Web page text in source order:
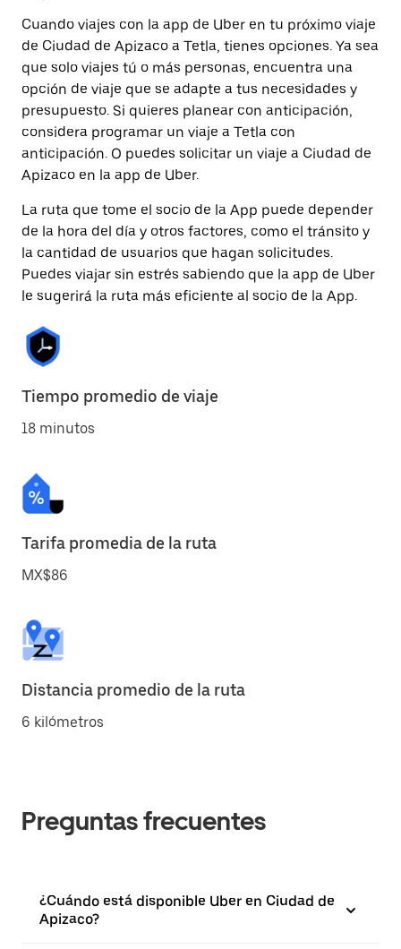
Cuando viajes con la app de Uber en tu próximo viaje
de Ciudad de Apizaco a Tetla, tienes opciones. Ya sea
que solo viajes tú o más personas, encuentra una
opción de viaje que se adapte a tus necesidades y
presupuesto. Si quieres planear con anticipación,
considera programar un viaje a Tetla con
anticipación. O puedes solicitar un viaje a Ciudad de
Apizaco en la app de Uber.
La ruta que tome el socio de la App puede depender
de la hora del día y otros factores, como el tránsito y
la cantidad de usuarios que hagan solicitudes.
Puedes viajar sin estrés sabiendo que la app de Uber
le sugerirá la ruta más eficiente al socio de la App.
Tiempo promedio de viaje
18 minutos
Tarifa promedia de la ruta
MX$86
Distancia promedio de la ruta
6 kilómetros
Preguntas frecuentes
¿Cuándo está disponible Uber en Ciudad de
Apizaco?